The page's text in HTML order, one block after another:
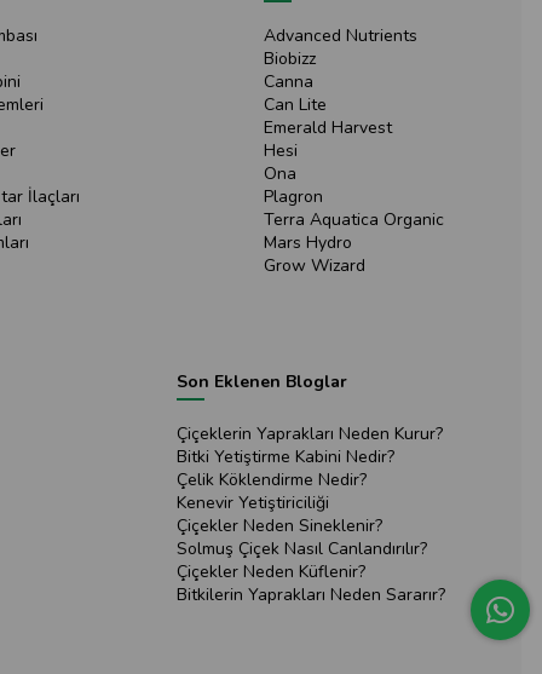
İlaçları
Advanced Nutrients
Biobizz
Canna
Can Lite
Emerald Harvest
Hesi
Ona
Plagron
Terra Aquatica Organic
Mars Hydro
Grow Wizard
Son Eklenen Bloglar
Çiçeklerin Yaprakları Neden Kurur?
Bitki Yetiştirme Kabini Nedir?
Çelik Köklendirme Nedir?
Kenevir Yetiştiriciliği
Çiçekler Neden Sineklenir?
Solmuş Çiçek Nasıl Canlandırılır?
Çiçekler Neden Küflenir?
Bitkilerin Yaprakları Neden Sararır?